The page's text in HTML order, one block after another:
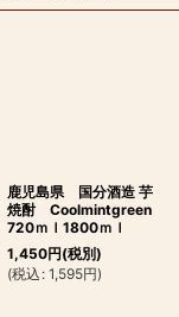
鹿児島県 国分酒造 芋
焼酎 Coolmintgreen
720ｍｌ1800ｍｌ
1,450円(税別)
(税込 : 1,595円)